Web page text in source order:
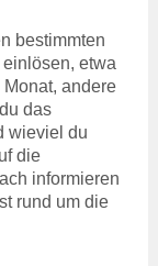
bestimmten
etwa
andere
das
wieviel du
die
informieren
rund um die